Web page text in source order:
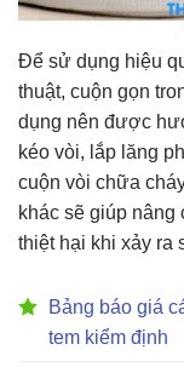
Để sử dụng hiệu
thuật, cuộn gọn
dụng nên được
kéo vòi, lắp lăng
cuộn vòi chữa
khác sẽ giúp nâng
thiệt hại khi xảy ra
Bảng báo giá
tem kiểm định